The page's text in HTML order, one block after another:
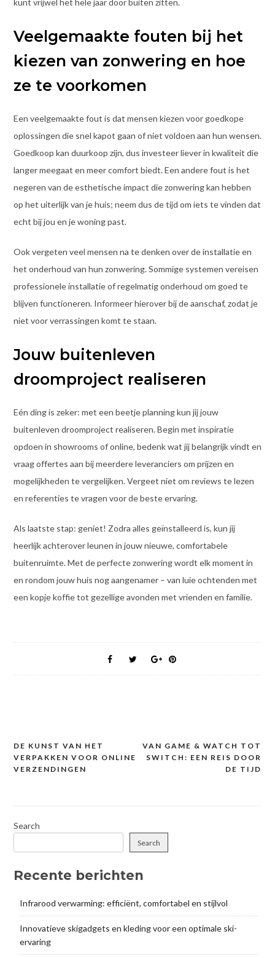
Veelgemaakte fouten bij het
kiezen van zonwering en hoe
ze te voorkomen
Een veelgemaakte fout is dat mensen kiezen voor goedkope
oplossingen die snel kapot gaan of niet voldoen aan hun wensen.
Goedkoop kan duurkoop zijn, dus investeer liever in kwaliteit die
langer meegaat en meer comfort biedt. Een andere fout is het
negeren van de esthetische impact die zonwering kan hebben
op het uiterlijk van je huis; neem dus de tijd om iets te vinden dat
echt bij jou en je woning past.
Ook vergeten veel mensen na te denken over de installatie en
het onderhoud van hun zonwering. Sommige systemen vereisen
professionele installatie of regelmatig onderhoud om goed te
blijven functioneren. Informeer hierover bij de aanschaf, zodat je
niet voor verrassingen komt te staan.
Jouw buitenleven
droomproject realiseren
Eén ding is zeker: met een beetje planning kun jij jouw
buitenleven droomproject realiseren. Begin met inspiratie
opdoen in showrooms of online, bedenk wat jij belangrijk vindt en
vraag offertes aan bij meerdere leveranciers om prijzen en
mogelijkheden te vergelijken. Vergeet niet om reviews te lezen
en referenties te vragen voor de beste ervaring.
Als laatste stap: geniet! Zodra alles geïnstalleerd is, kun jij
heerlijk achterover leunen in jouw nieuwe, comfortabele
buitenruimte. Met de perfecte zonwering wordt elk moment in
en rondom jouw huis nog aangenamer – van luie ochtenden met
een kopje koffie tot gezellige avonden met vrienden en familie.
Post
navigation
DE KUNST VAN HET
VERPAKKEN VOOR ONLINE
VERZENDINGEN
VAN GAME & WATCH TOT
SWITCH: EEN REIS DOOR
DE TIJD
Search
Search
Recente berichten
Infrarood verwarming: efficiënt, comfortabel en stijlvol
Innovatieve skigadgets en kleding voor een optimale ski-
ervaring